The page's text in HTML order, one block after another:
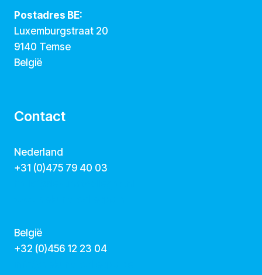
Postadres BE:
Luxemburgstraat 20
9140 Temse
België
Contact
Nederland
+31 (0)475 79 40 03
België
‭+32 (0)456 12 23 04‬